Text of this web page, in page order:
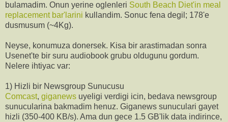
bulamadim. Onun yerine oglenleri South Beach Diet'in meal
replacement bar'larini kullandim. Sonuc fena degil; 178'e
dusmusum (~4Kg).
Neyse, konumuza donersek. Kisa bir arastimadan sonra
Usenet'te bir suru audiobook grubu oldugunu gordum.
Nelere ihtiyac var:
1) Hizli bir Newsgroup Sunucusu
Comcast, giganews uyeligi verdigi icin, bedava newsgroup
sunucularina bakmadim henuz. Giganews sunuculari gayet
hizli (350-400 KB/s). Ama dun gece 1.5 GB'lik data indirince,